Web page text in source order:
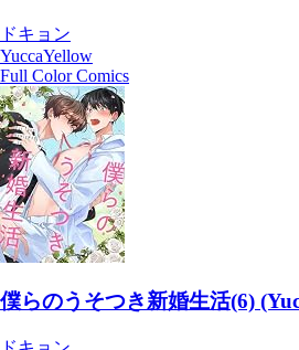
ドキョン
YuccaYellow
Full Color Comics
僕らのうそつき新婚生活(6)